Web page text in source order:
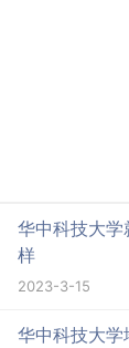
华中科技大
样
2023-3-15
华中科技大